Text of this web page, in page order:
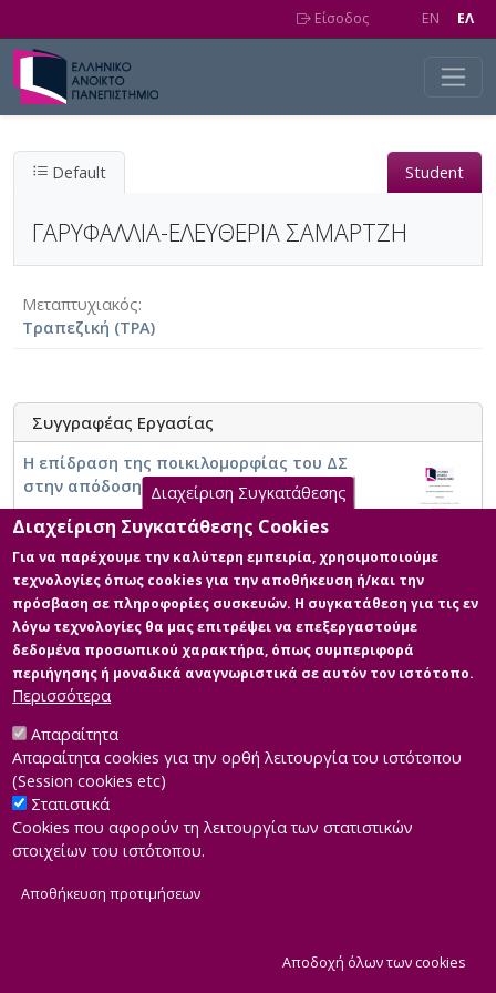
Είσοδος EN EΛ
Default Student
ΓΑΡΥΦΑΛΛΙΑ-ΕΛΕΥΘΕΡΙΑ ΣΑΜΑΡΤΖΗ
Μεταπτυχιακός
Τραπεζική (ΤΡΑ)
Συγγραφέας Εργασίας
Η επίδραση της ποικιλομορφίας του ΔΣ
στην απόδοση των τραπεζών
Developed byINTEROPTICS
Διαχείριση Συγκατάθεσης
Διαχείριση Συγκατάθεσης Cookies
Για να παρέχουμε την καλύτερη εμπειρία, χρησιμοποιούμε
τεχνολογίες όπως cookies για την αποθήκευση ή/και την
πρόσβαση σε πληροφορίες συσκευών. Η συγκατάθεση για τις εν
λόγω τεχνολογίες θα μας επιτρέψει να επεξεργαστούμε
δεδομένα προσωπικού χαρακτήρα, όπως συμπεριφορά
περιήγησης ή μοναδικά αναγνωριστικά σε αυτόν τον ιστότοπο.
Περισσότερα
Απαραίτητα
Απαραίτητα cookies για την ορθή λειτουργία του ιστότοπου
(Session cookies etc)
Στατιστικά
Cookies που αφορούν τη λειτουργία των στατιστικών
στοιχείων του ιστότοπου.
Αποθήκευση προτιμήσεων
Αποδοχή όλων των cookies